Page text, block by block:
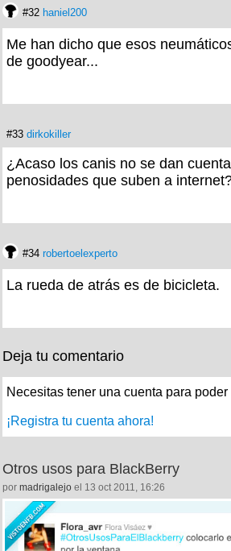
#32 haniel200
Me han dicho que esos
de goodyear...
#33 dirkokiller
¿Acaso los canis no se dan
penosidades que suben a
#34 robertoelexperto
La rueda de atrás es de bicicleta.
Deja tu comentario
Necesitas tener una cuenta para
¡Registra tu cuenta ahora!
Otros usos para BlackBerry
por madrigalejo el 13 oct 2011, 16:26